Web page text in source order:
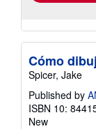
Cómo
Spicer, Jake
Published by
ISBN 10:
New